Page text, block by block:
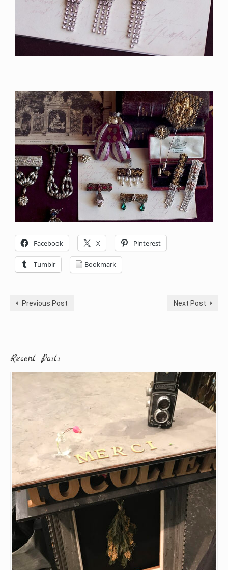
Facebook X Pinterest
Tumblr Bookmark
Previous Post Next Post
Recent Posts